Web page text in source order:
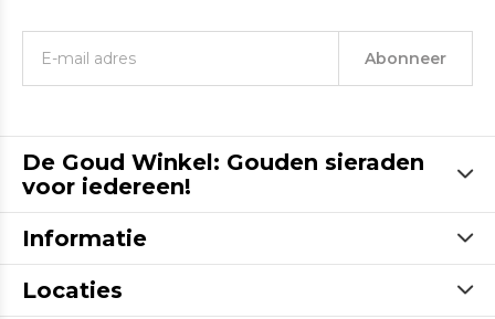
Abonneer
De Goud Winkel: Gouden sieraden
voor iedereen!
Informatie
Locaties